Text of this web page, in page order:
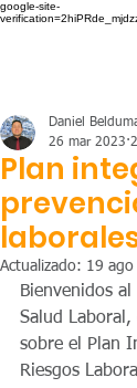
google-site-
Plan
Daniel
26 mar 2023
Actualizado: 19
Bienvenidos
Salud
sobre el Plan
Riesgos